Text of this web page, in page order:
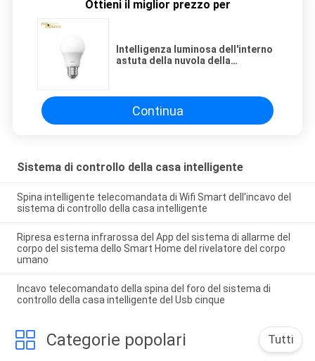
Ottieni il miglior prezzo per
Intelligenza luminosa dell'interno
astuta della nuvola della
Continua
Sistema di controllo della casa intelligente
Spina intelligente telecomandata di Wifi Smart dell'incavo del
sistema di controllo della casa intelligente
Ripresa esterna infrarossa del App del sistema di allarme del
corpo del sistema dello Smart Home del rivelatore del corpo
umano
Incavo telecomandato della spina del foro del sistema di
controllo della casa intelligente del Usb cinque
Categorie popolari Tutti